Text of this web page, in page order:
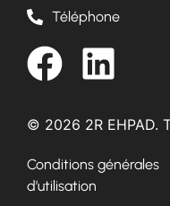
Téléphone
© 2026 2R EHPAD.
Conditions générales
d’utilisation